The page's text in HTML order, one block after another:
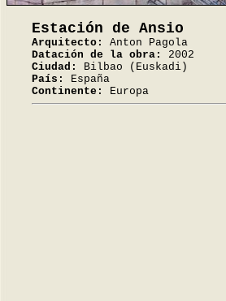
Estación de Ansio
Arquitecto:
Anton Pagola
Datación de la obra:
2002
Ciudad:
Bilbao (Euskadi)
País:
España
Continente:
Europa